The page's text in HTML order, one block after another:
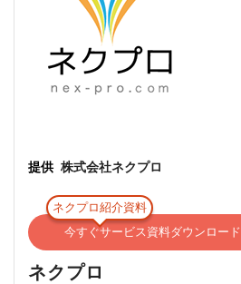
提供 株式会社ネクプロ
ネクプロ紹介資料
今すぐサービス資料ダウンロード
ネクプロ